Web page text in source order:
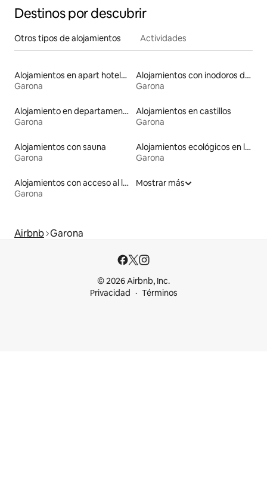
Destinos por descubrir
Otros tipos de alojamientos Actividades
Alojamientos en apart hoteles
Garona
Alojamientos con inodoros de altura accesible
Garona
Alojamiento en departamentos
Garona
Alojamientos en castillos
Garona
Alojamientos con sauna
Garona
Alojamientos ecológicos en la naturaleza
Garona
Alojamientos con acceso al lago
Garona
Mostrar más
Airbnb Garona
© 2026 Airbnb, Inc.
Privacidad
Términos